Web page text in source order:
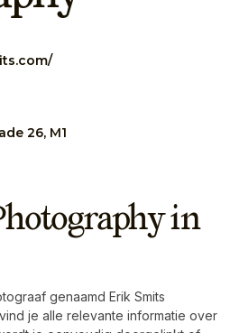
26, M1
in
genaamd Erik Smits
je alle relevante informatie over